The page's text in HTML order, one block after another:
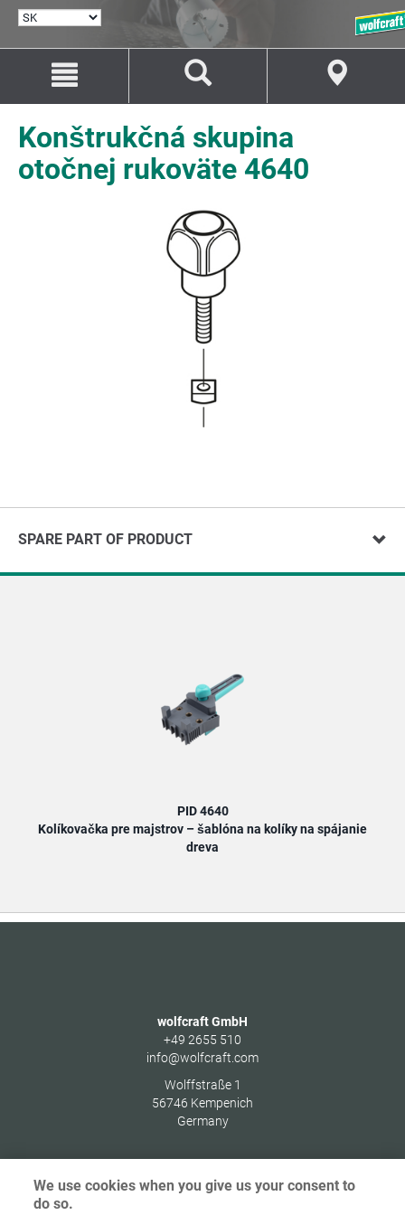
Obsah
Navigáciu
Konštrukčná skupina
otočnej rukoväte 4640
SPARE PART OF PRODUCT
PID 4640
Kolíkovačka pre majstrov – šablóna na kolíky na spájanie
dreva
wolfcraft GmbH
+49 2655 510
info@wolfcraft.com
Wolffstraße 1
56746 Kempenich
Germany
We use cookies when you give us your consent to
do so.